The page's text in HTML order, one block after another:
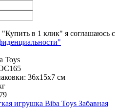
в 1 клик" я соглашаюсь с
Toys
36х15х7 см
игрушка Biba Toys Забавная